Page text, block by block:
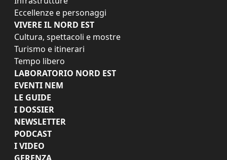
Eccellenze e personaggi
VIVERE IL NORD EST
Cultura, spettacoli e mostre
Turismo e itinerari
Tempo libero
LABORATORIO NORD EST
EVENTI NEM
LE GUIDE
I DOSSIER
NEWSLETTER
PODCAST
I VIDEO